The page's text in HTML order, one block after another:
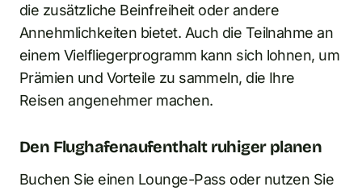
die zusätzliche Beinfreiheit oder andere
Annehmlichkeiten bietet. Auch die Teilnahme an
einem Vielfliegerprogramm kann sich lohnen, um
Prämien und Vorteile zu sammeln, die Ihre
Reisen angenehmer machen.
Den Flughafenaufenthalt ruhiger planen
Buchen Sie einen Lounge-Pass oder nutzen Sie